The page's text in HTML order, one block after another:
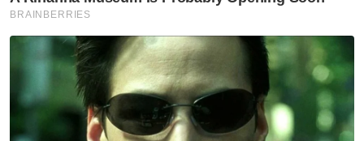
termasuk sama ada tindakan berkenaan
benar-benar mengikut lunas undang-undang
dan Undang-Undang Tubuh Kerajaan Negeri
Sembilan(UUTKNS) 1959.
Artikel Berkaitan: